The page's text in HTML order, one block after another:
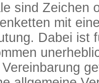
sind Zeichen
mit
Dabei ist